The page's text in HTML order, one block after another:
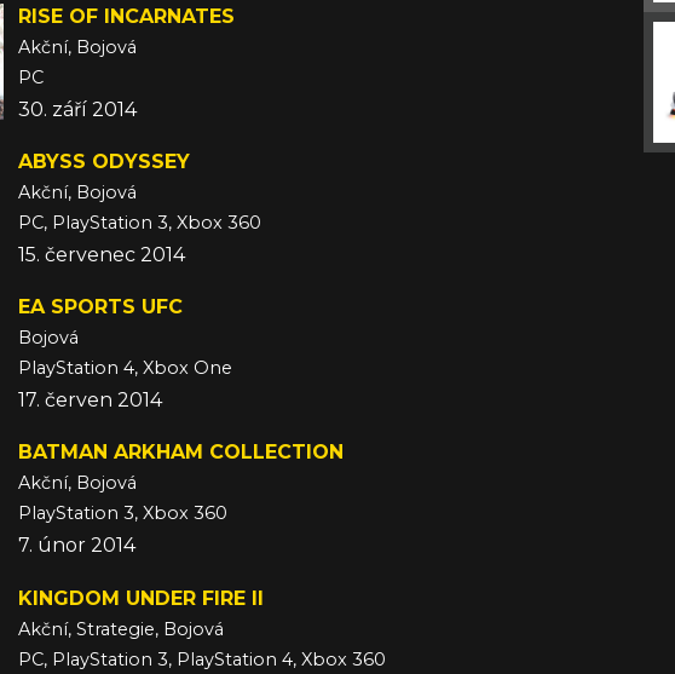
RISE OF INCARNATES
Akční, Bojová
PC
30. září 2014
ABYSS ODYSSEY
Akční, Bojová
PC, PlayStation 3, Xbox 360
15. červenec 2014
EA SPORTS UFC
Bojová
PlayStation 4, Xbox One
17. červen 2014
BATMAN ARKHAM COLLECTION
Akční, Bojová
PlayStation 3, Xbox 360
7. únor 2014
KINGDOM UNDER FIRE II
Akční, Strategie, Bojová
PC, PlayStation 3, PlayStation 4, Xbox 360